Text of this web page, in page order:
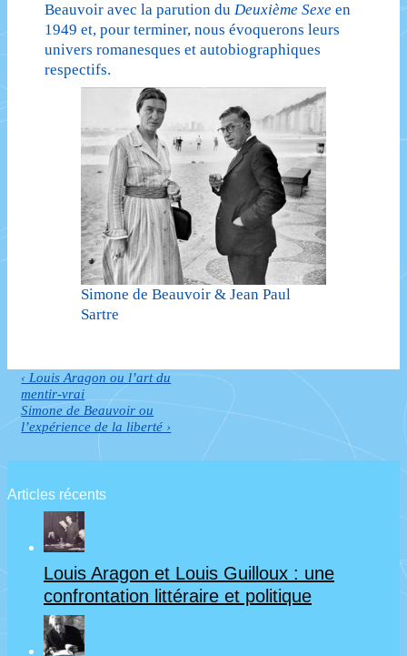
Beauvoir avec la parution du Deuxième Sexeen
1949 et, pour terminer, nous évoquerons leurs
univers romanesques et autobiographiques
respectifs.
Simone de Beauvoir & Jean Paul
Sartre
Navigation
de
l’article
Previous
Post
is
‹ Louis Aragon ou l’art du
mentir-vrai
Next
Post
Simone de Beauvoir ou
l’expérience de la liberté ›
Articles récents
Louis Aragon et Louis Guilloux : une
confrontation littéraire et politique